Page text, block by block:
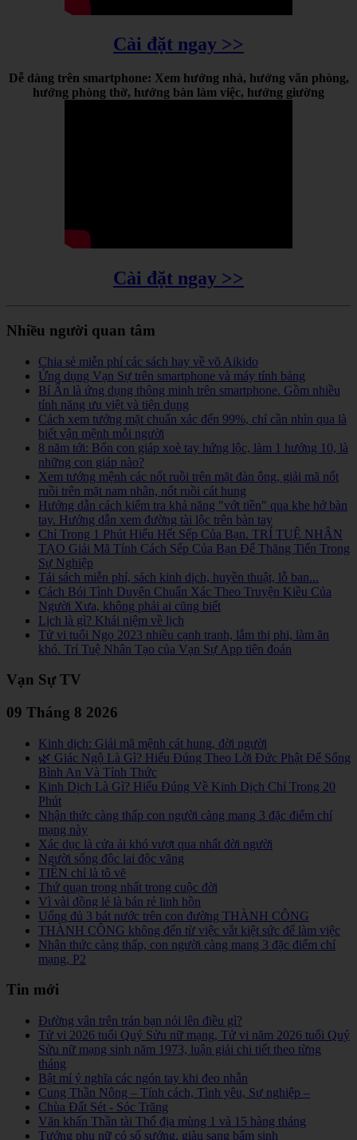
Cài đặt ngay >>
Dễ dàng trên smartphone: Xem hướng nhà, hướng văn phòng,
hướng phòng thờ, hướng bàn làm việc, hướng giường
Cài đặt ngay >>
Nhiều người quan tâm
Chia sẻ miễn phí các sách hay về võ Aikido
Ứng dụng Vạn Sự trên smartphone và máy tính bảng
Bí Ẩn là ứng dụng thông minh trên smartphone. Gồm nhiều
tính năng ưu việt và tiện dụng
Cách xem tướng mặt chuẩn xác đến 99%, chỉ cần nhìn qua là
biết vận mệnh mỗi người
8 năm tới: Bốn con giáp xoè tay hứng lộc, làm 1 hưởng 10, là
những con giáp nào?
Xem tướng mệnh các nốt ruồi trên mặt đàn ông, giải mã nốt
ruồi trên mặt nam nhân, nốt ruồi cát hung
Hướng dẫn cách kiểm tra khả năng "vớt tiền" qua khe hở bàn
tay. Hướng dẫn xem đường tài lộc trên bàn tay
Chỉ Trong 1 Phút Hiểu Hết Sếp Của Bạn. TRÍ TUỆ NHÂN
TẠO Giải Mã Tính Cách Sếp Của Bạn Để Thăng Tiến Trong
Sự Nghiệp
Tải sách miễn phí, sách kinh dịch, huyền thuật, lỗ ban...
Cách Bói Tình Duyên Chuẩn Xác Theo Truyện Kiều Của
Người Xưa, không phải ai cũng biết
Lịch là gì? Khái niệm về lịch
Tử vi tuổi Ngọ 2023 nhiều cạnh tranh, lắm thị phi, làm ăn
khó. Trí Tuệ Nhân Tạo của Vạn Sự App tiên đoán
Vạn Sự TV
09 Tháng 8 2026
Kinh dịch: Giải mã mệnh cát hung, đời người
🌿 Giác Ngộ Là Gì? Hiểu Đúng Theo Lời Đức Phật Để Sống
Bình An Và Tỉnh Thức
Kinh Dịch Là Gì? Hiểu Đúng Về Kinh Dịch Chỉ Trong 20
Phút
Nhận thức càng thấp con người càng mang 3 đặc điểm chí
mạng này
Xác dục là cửa ải khó vượt qua nhất đời người
Người sống độc lai độc vãng
TIỀN chỉ là tô vẽ
Thứ quạn trọng nhất trong cuộc đời
Vì vài đồng lẻ là bán rẻ linh hồn
Uống đủ 3 bát nước trên con đường THÀNH CÔNG
THÀNH CÔNG không đến từ việc vắt kiệt sức để làm việc
Nhận thức càng thấp, con người càng mang 3 đặc điểm chí
mạng, P2
Tin mới
Đường vân trên trán bạn nói lên điều gì?
Tử vi 2026 tuổi Quý Sửu nữ mạng, Tử vi năm 2026 tuổi Quý
Sửu nữ mạng sinh năm 1973, luận giải chi tiết theo từng
tháng
Bật mí ý nghĩa các ngón tay khi đeo nhẫn
Cung Thần Nông – Tính cách, Tình yêu, Sự nghiệp –
Chùa Đất Sét - Sóc Trăng
Văn khấn Thần tài Thổ địa mùng 1 và 15 hàng tháng
Tướng phụ nữ có số sướng, giàu sang bẩm sinh